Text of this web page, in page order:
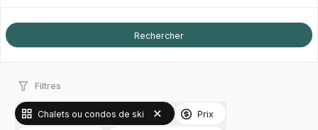
Filtres
Chalets ou condos de ski Prix